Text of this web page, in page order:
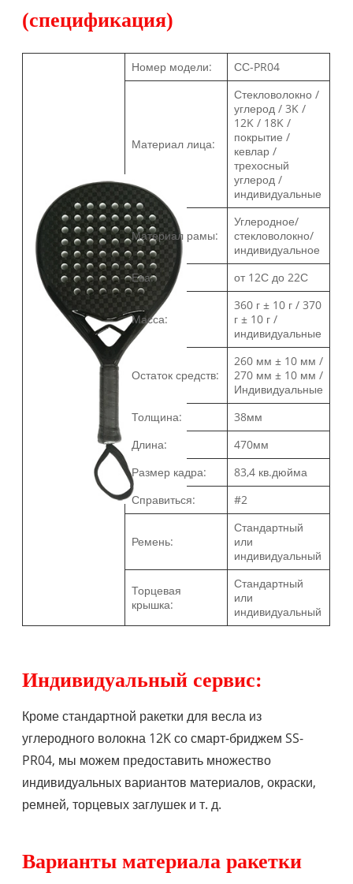
(спецификация)
Номер модели: СС-PR04
Материал лица:
Стекловолокно /
углерод / 3K /
12K / 18K /
покрытие /
кевлар /
трехосный
углерод /
индивидуальные
Материал рамы:
Углеродное/
стекловолокно/
индивидуальное
Ева:
от 12С до 22С
Масса:
360 г ± 10 г / 370
г ± 10 г /
индивидуальные
Остаток средств:
260 мм ± 10 мм /
270 мм ± 10 мм /
Индивидуальные
Толщина:
38мм
Длина:
470мм
Размер кадра:
83,4 кв.дюйма
Справиться:
#2
Ремень:
Стандартный
или
индивидуальный
Торцевая
крышка:
Стандартный
или
индивидуальный
Индивидуальный сервис:
Кроме стандартной ракетки для весла из
углеродного волокна 12K со смарт-бриджем SS-
PR04, мы можем предоставить множество
индивидуальных вариантов материалов, окраски,
ремней, торцевых заглушек и т. д.
Варианты материала ракетки